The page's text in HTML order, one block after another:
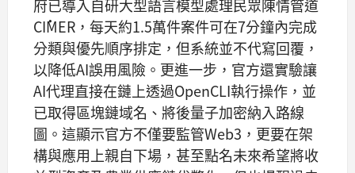
府已導入自研大型語言模型處理民眾陳情管道
CİMER，每天約1.5萬件案件可在7分鐘內完成
分類與優先順序排定，但系統並不代寫回覆，
以降低AI誤用風險。更進一步，官方還實驗讓
AI代理直接在鏈上透過OpenCLI執行操作，並
已取得區塊鏈域名、將後量子加密納入路線
圖。這顯示官方不僅要監管Web3，更要在架
構與應用上親自下場，甚至點名未來希望將收